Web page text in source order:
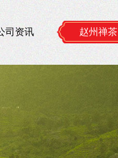
司资讯 赵州禅茶